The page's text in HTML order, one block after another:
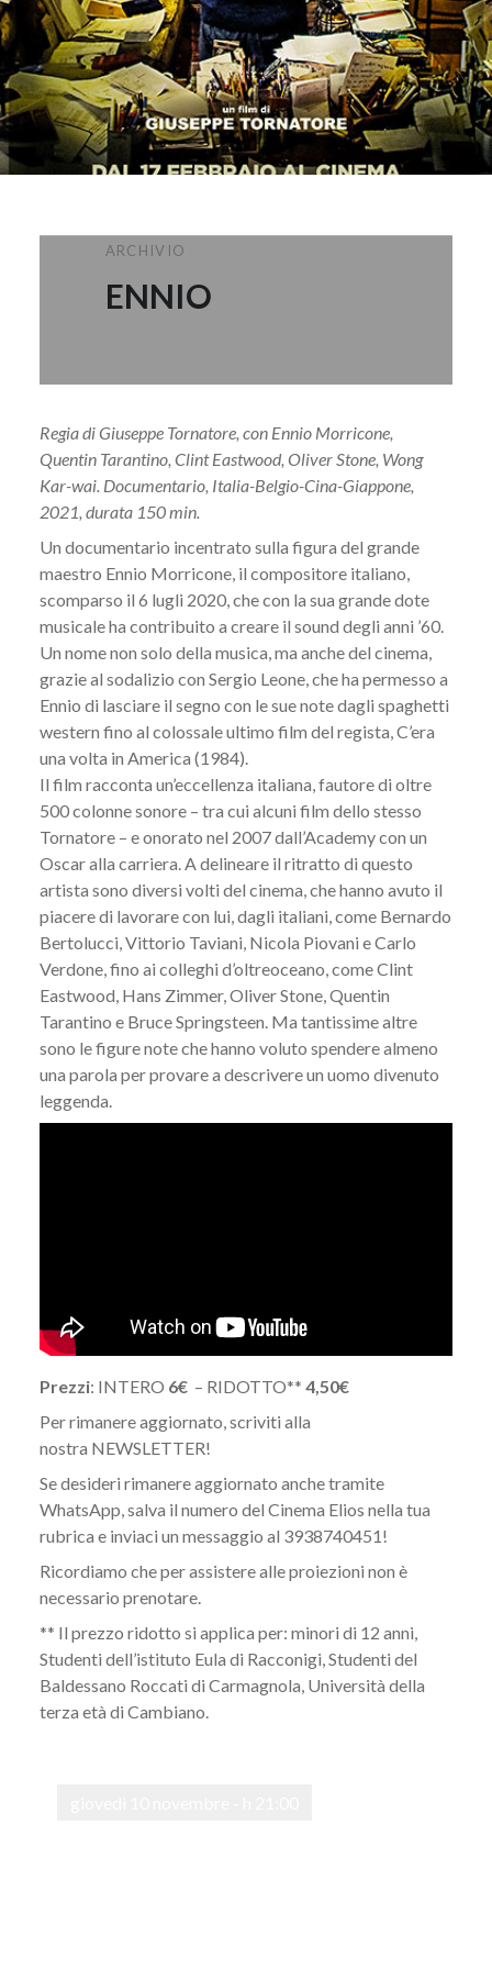
ARCHIVIO
ENNIO
Regia di Giuseppe Tornatore, con Ennio Morricone,
Quentin Tarantino, Clint Eastwood, Oliver Stone, Wong
Kar-wai. Documentario, Italia-Belgio-Cina-Giappone,
2021, durata 150 min.
Un documentario incentrato sulla figura del grande
maestro Ennio Morricone, il compositore italiano,
scomparso il 6 lugli 2020, che con la sua grande dote
musicale ha contribuito a creare il sound degli anni ’60.
Un nome non solo della musica, ma anche del cinema,
grazie al sodalizio con Sergio Leone, che ha permesso a
Ennio di lasciare il segno con le sue note dagli spaghetti
western fino al colossale ultimo film del regista, C’era
una volta in America (1984).
Il film racconta un’eccellenza italiana, fautore di oltre
500 colonne sonore – tra cui alcuni film dello stesso
Tornatore – e onorato nel 2007 dall’Academy con un
Oscar alla carriera. A delineare il ritratto di questo
artista sono diversi volti del cinema, che hanno avuto il
piacere di lavorare con lui, dagli italiani, come Bernardo
Bertolucci, Vittorio Taviani, Nicola Piovani e Carlo
Verdone, fino ai colleghi d’oltreoceano, come Clint
Eastwood, Hans Zimmer, Oliver Stone, Quentin
Tarantino e Bruce Springsteen. Ma tantissime altre
sono le figure note che hanno voluto spendere almeno
una parola per provare a descrivere un uomo divenuto
leggenda.
Prezzi: INTERO 6€– RIDOTTO** 4,50€
Per rimanere aggiornato, scriviti alla
nostra NEWSLETTER!
Se desideri rimanere aggiornato anche tramite
WhatsApp, salva il numero del Cinema Elios nella tua
rubrica e inviaci un messaggio al 3938740451!
Ricordiamo che per assistere alle proiezioni non è
necessario prenotare.
** Il prezzo ridotto si applica per: minori di 12 anni,
Studenti dell’istituto Eula di Racconigi, Studenti del
Baldessano Roccati di Carmagnola, Università della
terza età di Cambiano.